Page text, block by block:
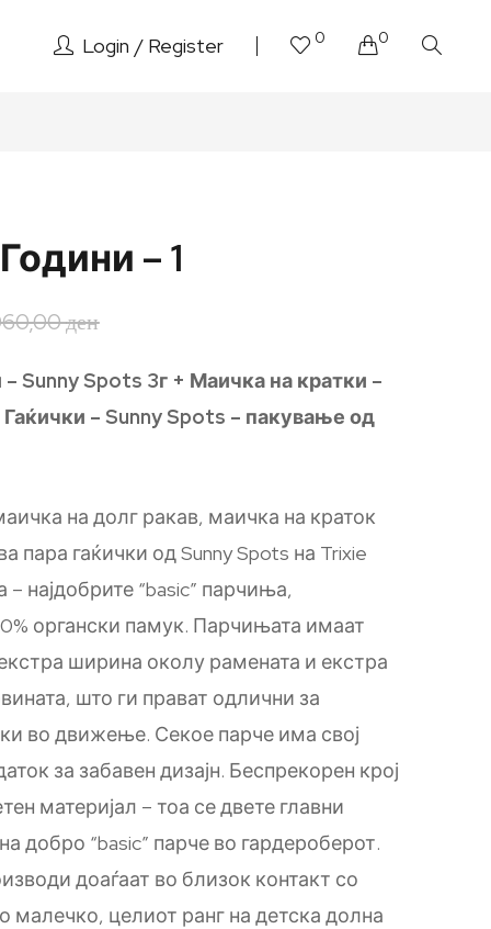
Login Register 0 0
– 1
ден
Sunny Spots 3г + Маичка на кратки –
– Sunny Spots – пакување од
на долг ракав, маичка на краток
пара гаќички од Sunny Spots на Trixie
– најдобрите “basic” парчиња,
органски памук. Парчињата имаат
ширина околу рамената и екстра
што ги прават одлични за
во движење. Секое парче има свој
за забавен дизајн. Беспрекорен крој
материјал – тоа се двете главни
добро “basic” парче во гардероберот.
доаѓаат во близок контакт со
малечко, целиот ранг на детска долна